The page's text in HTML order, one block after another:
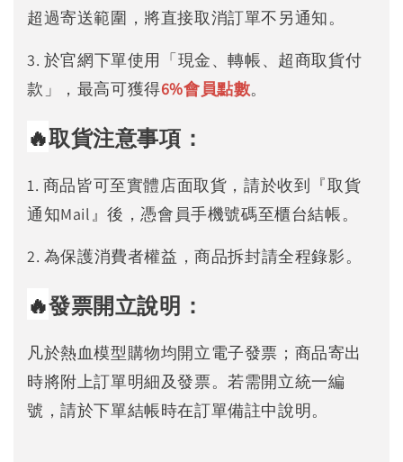
超過寄送範圍，將直接取消訂單不另通知。
3. 於官網下單使用「現金、轉帳、超商取貨付
款」，最高可獲得6%會員點數。
🔥取貨注意事項：
1. 商品皆可至實體店面取貨，請於收到『取貨
通知Mail』後，憑會員手機號碼至櫃台結帳。
2. 為保護消費者權益，商品拆封請全程錄影。
🔥發票開立說明：
凡於熱血模型購物均開立電子發票；商品寄出
時將附上訂單明細及發票。若需開立統一編
號，請於下單結帳時在訂單備註中說明。